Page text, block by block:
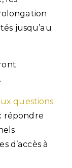
jusqu’au
questions
répondre
d’accès à